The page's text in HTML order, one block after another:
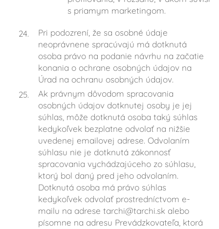
s priamym marketingom.
Pri podozrení, že sa osobné údaje
neoprávnene spracúvajú má dotknutá
osoba právo na podanie návrhu na začatie
konania o ochrane osobných údajov na
Úrad na ochranu osobných údajov.
Ak právnym dôvodom spracovania
osobných údajov dotknutej osoby je jej
súhlas, môže dotknutá osoba taký súhlas
kedykoľvek bezplatne odvolať na nižšie
uvedenej emailovej adrese. Odvolaním
súhlasu nie je dotknutá zákonnosť
spracovania vychádzajúceho zo súhlasu,
ktorý bol daný pred jeho odvolaním.
Dotknutá osoba má právo súhlas
kedykoľvek odvolať prostredníctvom e-
mailu na adrese tarchi@tarchi.sk alebo
písomne na adresu Prevádzkovateľa, ktorá